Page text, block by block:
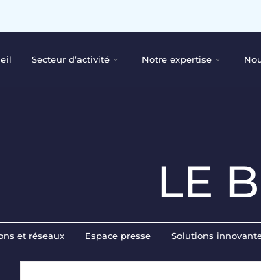
Secteur d’activité Notre expertise
LE
et réseaux Espace presse Solutions